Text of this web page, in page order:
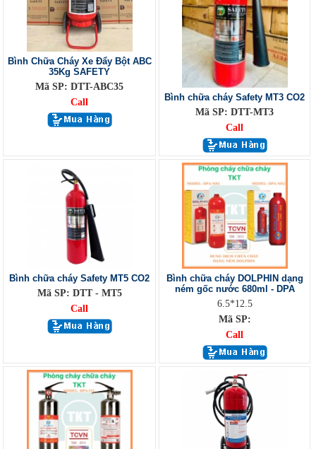
Bình Chữa Cháy Xe Đẩy Bột ABC
35Kg SAFETY
Mã SP: DTT-ABC35
Call
Bình chữa cháy Safety MT3 CO2
Mã SP: DTT-MT3
Call
Bình chữa cháy Safety MT5 CO2
Mã SP: DTT - MT5
Call
Bình chữa cháy DOLPHIN dạng
ném gốc nước 680ml - DPA
6.5*12.5
Mã SP:
Call